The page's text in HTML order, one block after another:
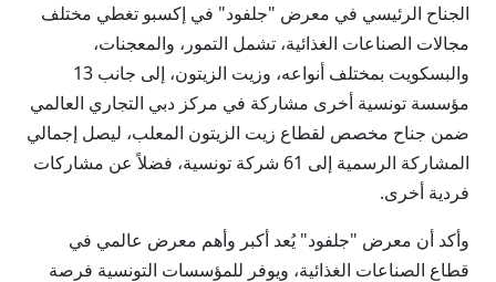
الجناح الرئيسي في معرض "جلفود" في إكسبو تغطي مختلف
مجالات الصناعات الغذائية، تشمل التمور، والمعجنات،
والبسكويت بمختلف أنواعه، وزيت الزيتون، إلى جانب 13
مؤسسة تونسية أخرى مشاركة في مركز دبي التجاري العالمي
ضمن جناح مخصص لقطاع زيت الزيتون المعلب، ليصل إجمالي
المشاركة الرسمية إلى 61 شركة تونسية، فضلاً عن مشاركات
فردية أخرى.
وأكد أن معرض "جلفود" يُعد أكبر وأهم معرض عالمي في
قطاع الصناعات الغذائية، ويوفر للمؤسسات التونسية فرصة